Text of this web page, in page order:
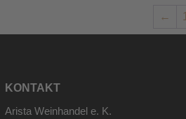
← 1
KONTAKT
Arista Weinhandel e. K.